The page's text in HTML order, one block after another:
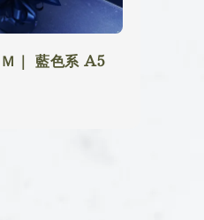
｜ 藍色系 A5